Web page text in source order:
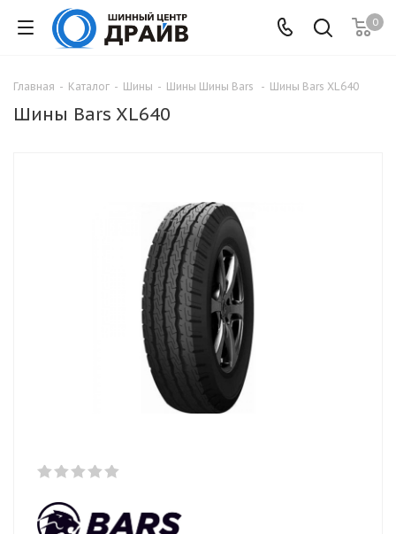
0
Главная - Каталог - Шины - Шины Шины Bars - Шины Bars XL640
Шины Bars XL640